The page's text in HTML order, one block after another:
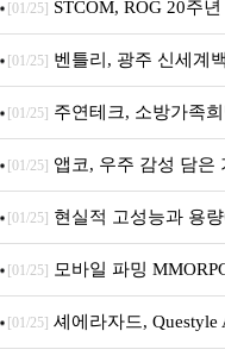
[01/25] STCOM, ROG 20주
Crosshair X870E EDITION
[01/25] 벤틀리, 광주 신세계
픈
[01/25] 주연테크, 소방가족
니터·스마트 펫 침대 기부
[01/25] 앱코, 우주 감성 담은
브랜드데이 기획전 진행
[01/25] 현실적 고성능과 용
M.2 NVMe 디앤디컴 1TB
[01/25] 모바일 파밍
[01/25] 셰에라자드,